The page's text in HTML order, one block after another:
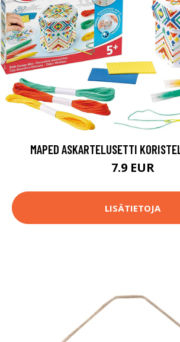
MAPED ASKARTELUSETTI
7.9 EUR
LISÄTIETOJA